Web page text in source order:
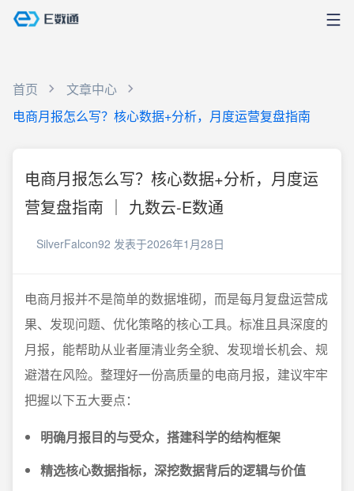
首页
文章中心
电商月报怎么写？核心数据+分析，月度运营复盘指南
电商月报怎么写？核心数据+分析，月度运
营复盘指南 ｜ 九数云-E数通
SilverFalcon92 发表于2026年1月28日
电商月报并不是简单的数据堆砌，而是每月复盘运营成
果、发现问题、优化策略的核心工具。标准且具深度的
月报，能帮助从业者厘清业务全貌、发现增长机会、规
避潜在风险。整理好一份高质量的电商月报，建议牢牢
把握以下五大要点：
明确月报目的与受众，搭建科学的结构框架
精选核心数据指标，深挖数据背后的逻辑与价值